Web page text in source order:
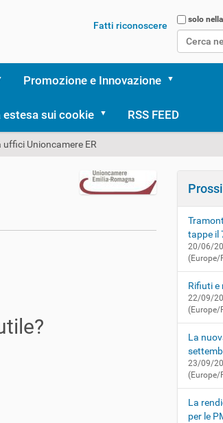
Cerca nel
solo
Fatti riconoscere
Promozione e Innovazione
sui cookie RSS FEED
uffici Unioncamere ER
tappe il
20/06/
(Europe/
Rifiuti e
22/09/
(Europe/
La
23/09/
(Europe/
La
per le